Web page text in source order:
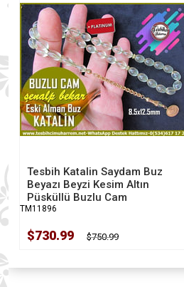
Tesbih Katalin Saydam Buz
Beyazı Beyzi Kesim Altın
Püsküllü Buzlu Cam
TM11896
$730.99 $750.99